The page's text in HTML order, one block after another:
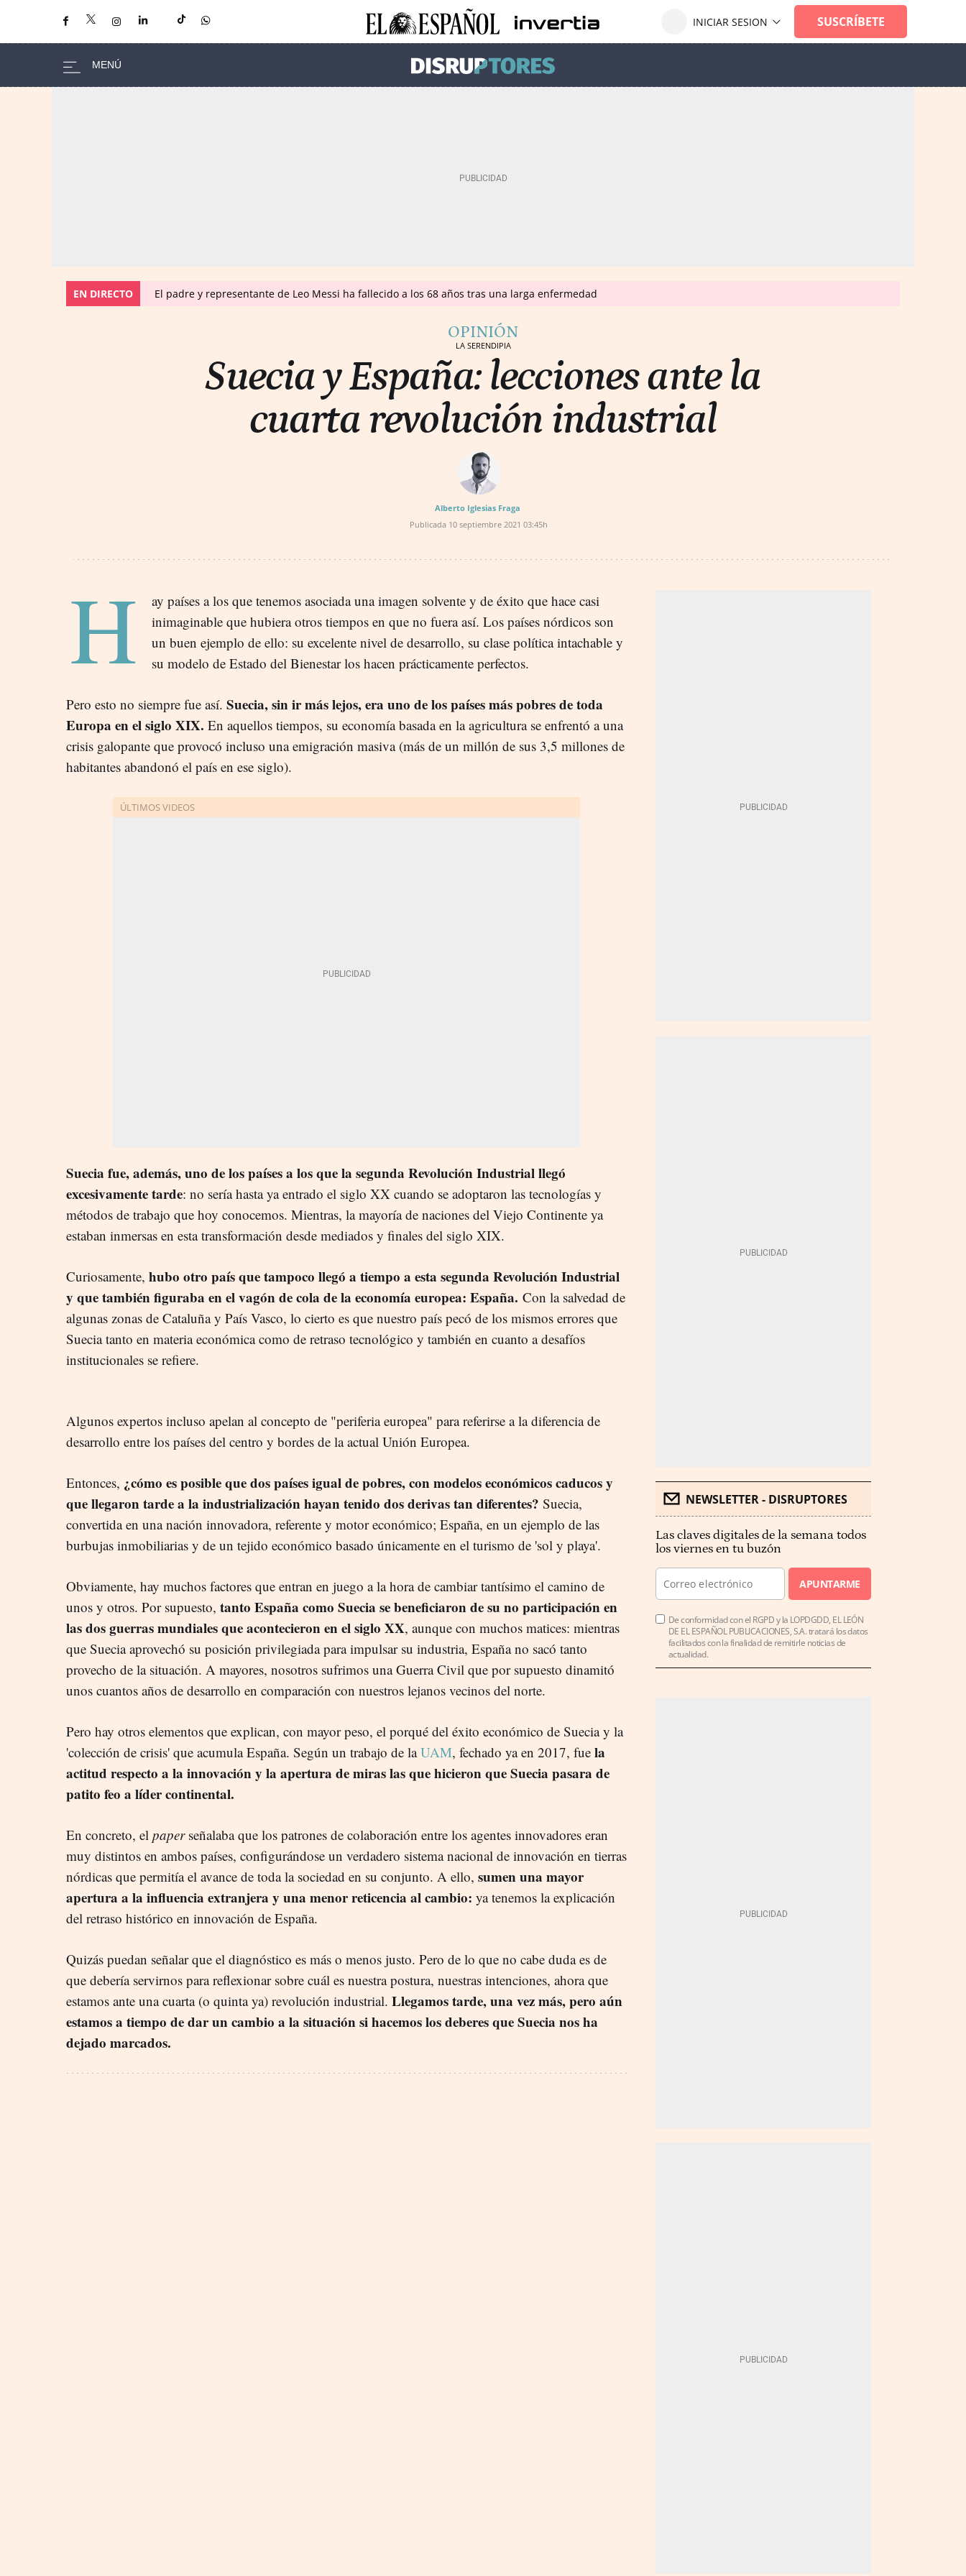
EN DIRECTO El padre y representante de Leo Messi ha fallecido a los 68 años tras una larga enfermedad
OPINIÓN
LA SERENDIPIA
Suecia y España: lecciones ante la
cuarta revolución industrial
Alberto Iglesias Fraga
Publicada 10 septiembre 2021 03:45h
H
ay países a los que tenemos asociada una imagen solvente y de éxito que hace casi
inimaginable que hubiera otros tiempos en que no fuera así. Los países nórdicos son
un buen ejemplo de ello: su excelente nivel de desarrollo, su clase política intachable y
su modelo de Estado del Bienestar los hacen prácticamente perfectos.
Pero esto no siempre fue así. Suecia, sin ir más lejos, era uno de los países más pobres de toda
Europa en el siglo XIX. En aquellos tiempos, su economía basada en la agricultura se enfrentó a una
crisis galopante que provocó incluso una emigración masiva (más de un millón de sus 3,5 millones de
habitantes abandonó el país en ese siglo).
Suecia fue, además, uno de los países a los que la segunda Revolución Industrial llegó
excesivamente tarde: no sería hasta ya entrado el siglo XX cuando se adoptaron las tecnologías y
métodos de trabajo que hoy conocemos. Mientras, la mayoría de naciones del Viejo Continente ya
estaban inmersas en esta transformación desde mediados y finales del siglo XIX.
Curiosamente, hubo otro país que tampoco llegó a tiempo a esta segunda Revolución Industrial
y que también figuraba en el vagón de cola de la economía europea: España. Con la salvedad de
algunas zonas de Cataluña y País Vasco, lo cierto es que nuestro país pecó de los mismos errores que
Suecia tanto en materia económica como de retraso tecnológico y también en cuanto a desafíos
institucionales se refiere.
Algunos expertos incluso apelan al concepto de "periferia europea" para referirse a la diferencia de
desarrollo entre los países del centro y bordes de la actual Unión Europea.
Entonces, ¿cómo es posible que dos países igual de pobres, con modelos económicos caducos y
que llegaron tarde a la industrialización hayan tenido dos derivas tan diferentes? Suecia,
convertida en una nación innovadora, referente y motor económico; España, en un ejemplo de las
burbujas inmobiliarias y de un tejido económico basado únicamente en el turismo de 'sol y playa'.
Obviamente, hay muchos factores que entran en juego a la hora de cambiar tantísimo el camino de
unos y otros. Por supuesto, tanto España como Suecia se beneficiaron de su no participación en
las dos guerras mundiales que acontecieron en el siglo XX, aunque con muchos matices: mientras
que Suecia aprovechó su posición privilegiada para impulsar su industria, España no sacó tanto
provecho de la situación. A mayores, nosotros sufrimos una Guerra Civil que por supuesto dinamitó
unos cuantos años de desarrollo en comparación con nuestros lejanos vecinos del norte.
Pero hay otros elementos que explican, con mayor peso, el porqué del éxito económico de Suecia y la
'colección de crisis' que acumula España. Según un trabajo de laUAM, fechado ya en 2017, fue la
actitud respecto a la innovación y la apertura de miras las que hicieron que Suecia pasara de
patito feo a líder continental.
En concreto, el paperseñalaba que los patrones de colaboración entre los agentes innovadores eran
muy distintos en ambos países, configurándose un verdadero sistema nacional de innovación en tierras
nórdicas que permitía el avance de toda la sociedad en su conjunto. A ello, sumen una mayor
apertura a la influencia extranjera y una menor reticencia al cambio: ya tenemos la explicación
del retraso histórico en innovación de España.
Quizás puedan señalar que el diagnóstico es más o menos justo. Pero de lo que no cabe duda es de
que debería servirnos para reflexionar sobre cuál es nuestra postura, nuestras intenciones, ahora que
estamos ante una cuarta (o quinta ya) revolución industrial. Llegamos tarde, una vez más, pero aún
estamos a tiempo de dar un cambio a la situación si hacemos los deberes que Suecia nos ha
dejado marcados.
NEWSLETTER - DISRUPTORES
Las claves digitales de la semana todos
los viernes en tu buzón
APUNTARME
De conformidad con el RGPD y la LOPDGDD, EL LEÓN
DE EL ESPAÑOL PUBLICACIONES, S.A. tratará los datos
facilitados con la finalidad de remitirle noticias de
actualidad.